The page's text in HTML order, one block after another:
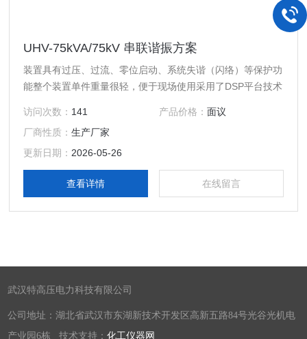
UHV-75kVA/75kV 串联谐振方案
装置具有过压、过流、零位启动、系统失谐（闪络）等保护功
能整个装置单件重量很轻，便于现场使用采用了DSP平台技术
访问次数： 141 产品价格： 面议
厂商性质：生产厂家
更新日期： 2026-05-26
查看详情 在线留言
武汉特高压电力科技有限公司
公司地址：湖北省武汉市东湖新技术开发区高新五路84号光谷光机电
产业园6栋 技术支持：化工仪器网